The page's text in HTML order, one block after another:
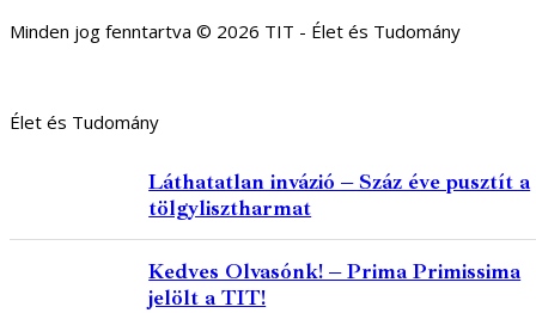
Minden jog fenntartva © 2026 TIT - Élet és Tudomány
Élet és Tudomány
Láthatatlan invázió – Száz éve pusztít a
tölgylisztharmat
Kedves Olvasónk! – Prima Primissima
jelölt a TIT!